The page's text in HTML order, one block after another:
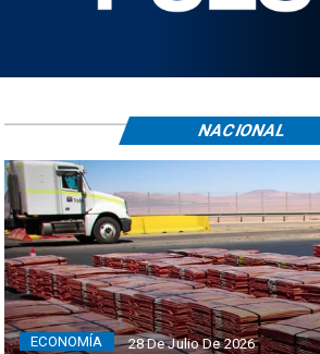
ECONOMÍA 28 De Julio De 2026
NACIONAL